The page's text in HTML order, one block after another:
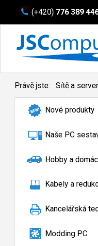
(+420) 776 389
Právě jste: Sítě a
Nové produkty
Naše PC
Hobby a
Kabely a
Kancelářská
Modding PC